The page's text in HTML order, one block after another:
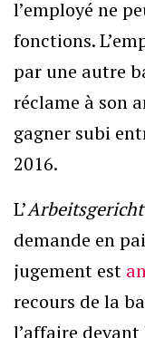
l’employé ne
fonctions.
par une autre
réclame à son
gagner subi
2016.
L’Arbeitsgericht
demande en
jugement est
recours de la
l’affaire